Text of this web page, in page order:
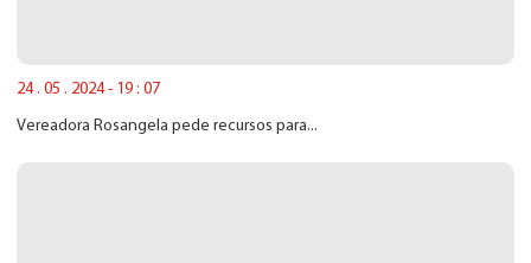
24 . 05 . 2024 - 19 : 07
Vereadora Rosangela pede recursos para...